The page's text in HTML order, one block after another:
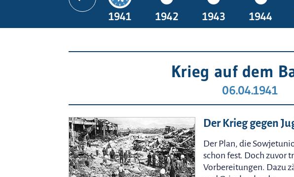
1941 1942 1943 1944
Krieg auf dem
06.04.1941
Der Krieg gegen
Der Plan, die
schon fest. Doch zuvor
Vorbereitungen. Dazu